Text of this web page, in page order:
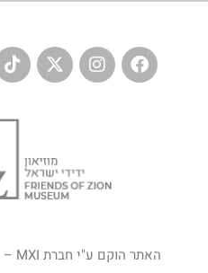
האתר הוקם ע"י חברת MXI –